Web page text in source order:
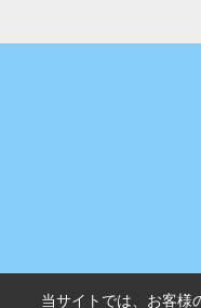
当サイトでは、お客様